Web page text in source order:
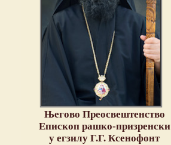
Његово Преосвештенство
Епископ рашко-призренски
у егзилу Г.Г. Ксенофонт